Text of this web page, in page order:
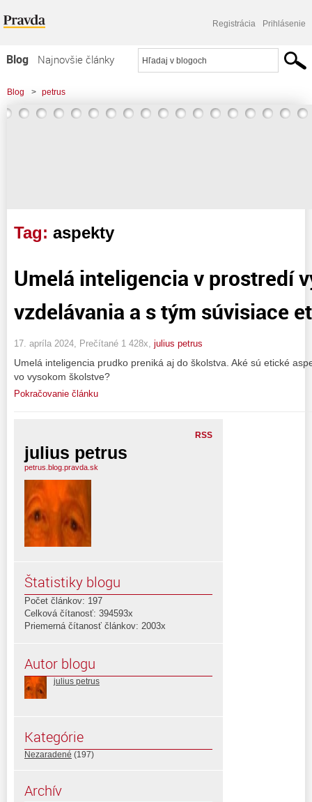
Registrácia Prihlásenie
Blog
Najnovšie články
Najčítanejšie články
Najkomentovanejšie články
Blog > petrus
> Umelá inteligencia v prostredí vysokoškolského vzdelávania a s tým súvisiace
Tag: aspekty
Umelá inteligencia v prostredí
vzdelávania a s tým súvisiace
17. apríla 2024, Prečítané 1 428x, julius petrus
Umelá inteligencia prudko preniká aj do školstva. Aké sú etické
vo vysokom školstve?
Pokračovanie článku
RSS
julius petrus
petrus.blog.pravda.sk
Štatistiky blogu
Počet článkov: 197
Celková čítanosť: 394593x
Priemerná čítanosť článkov: 2003x
Autor blogu
julius petrus
Kategórie
Nezaradené (197)
Archív